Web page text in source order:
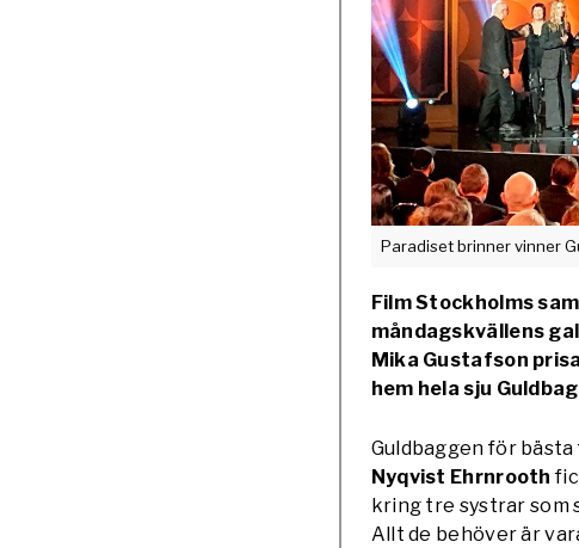
Paradiset brinner vinner
Film Stockholms
måndagskvällens
Mika Gustafson
hem hela sju
Guldbaggen för
Nyqvist Ehrnrooth
kring tre systrar som
Allt de behöver är